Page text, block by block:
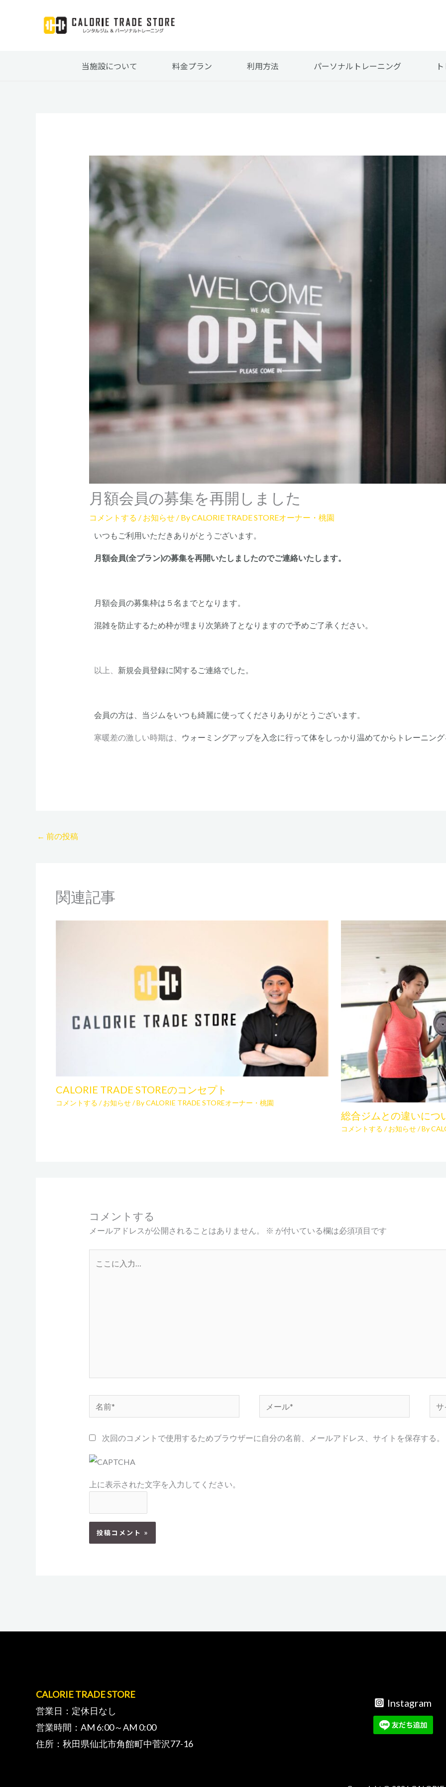
当施設について 料金プラン 利用方法 パーソナルトレーニング
月額会員の募集を再開しました
コメントする / お知らせ/ ByCALORIE TRADE STOREオーナー・桃園
いつもご利用いただきありがとうございます。
月額会員(全プラン)の募集を再開いたしましたのでご連絡いたします。
月額会員の募集枠は５名までとなります。
混雑を防止するため枠が埋まり次第終了となりますので予めご了承ください。
以上、 新規会員登録に関するご連絡でした。
会員の方は、当ジムをいつも綺麗に使ってくださりありがとうございます。
寒暖差の激しい時期は、 ウォーミングアップを入念に行って体をしっかり温めてからトレーニン
← 前の投稿
関連記事
CALORIE TRADE STOREのコンセプト
コメントする /お知らせ/ ByCALORIE TRADE STOREオーナー・桃園
総合ジムとの違いにつ
コメントする /お知らせ/ By
コメントする
メールアドレスが公開されることはありません。 ※ が付いている欄は必須項目です
前
ー
イ
次回のコメントで使用するためブラウザーに自分の名前、メールアドレス、サイトを保存する。
上に表示された文字を入力してください。
CALORIE TRADE STORE
営業日：定休日なし
営業時間：AM 6:00～AM 0:00
住所：秋田県仙北市角館町中菅沢77-16
Instagram